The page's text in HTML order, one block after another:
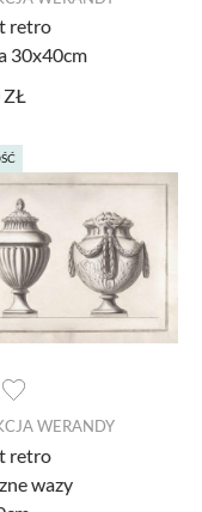
retro
30x40cm
ZŁ
WERANDY
retro
wazy